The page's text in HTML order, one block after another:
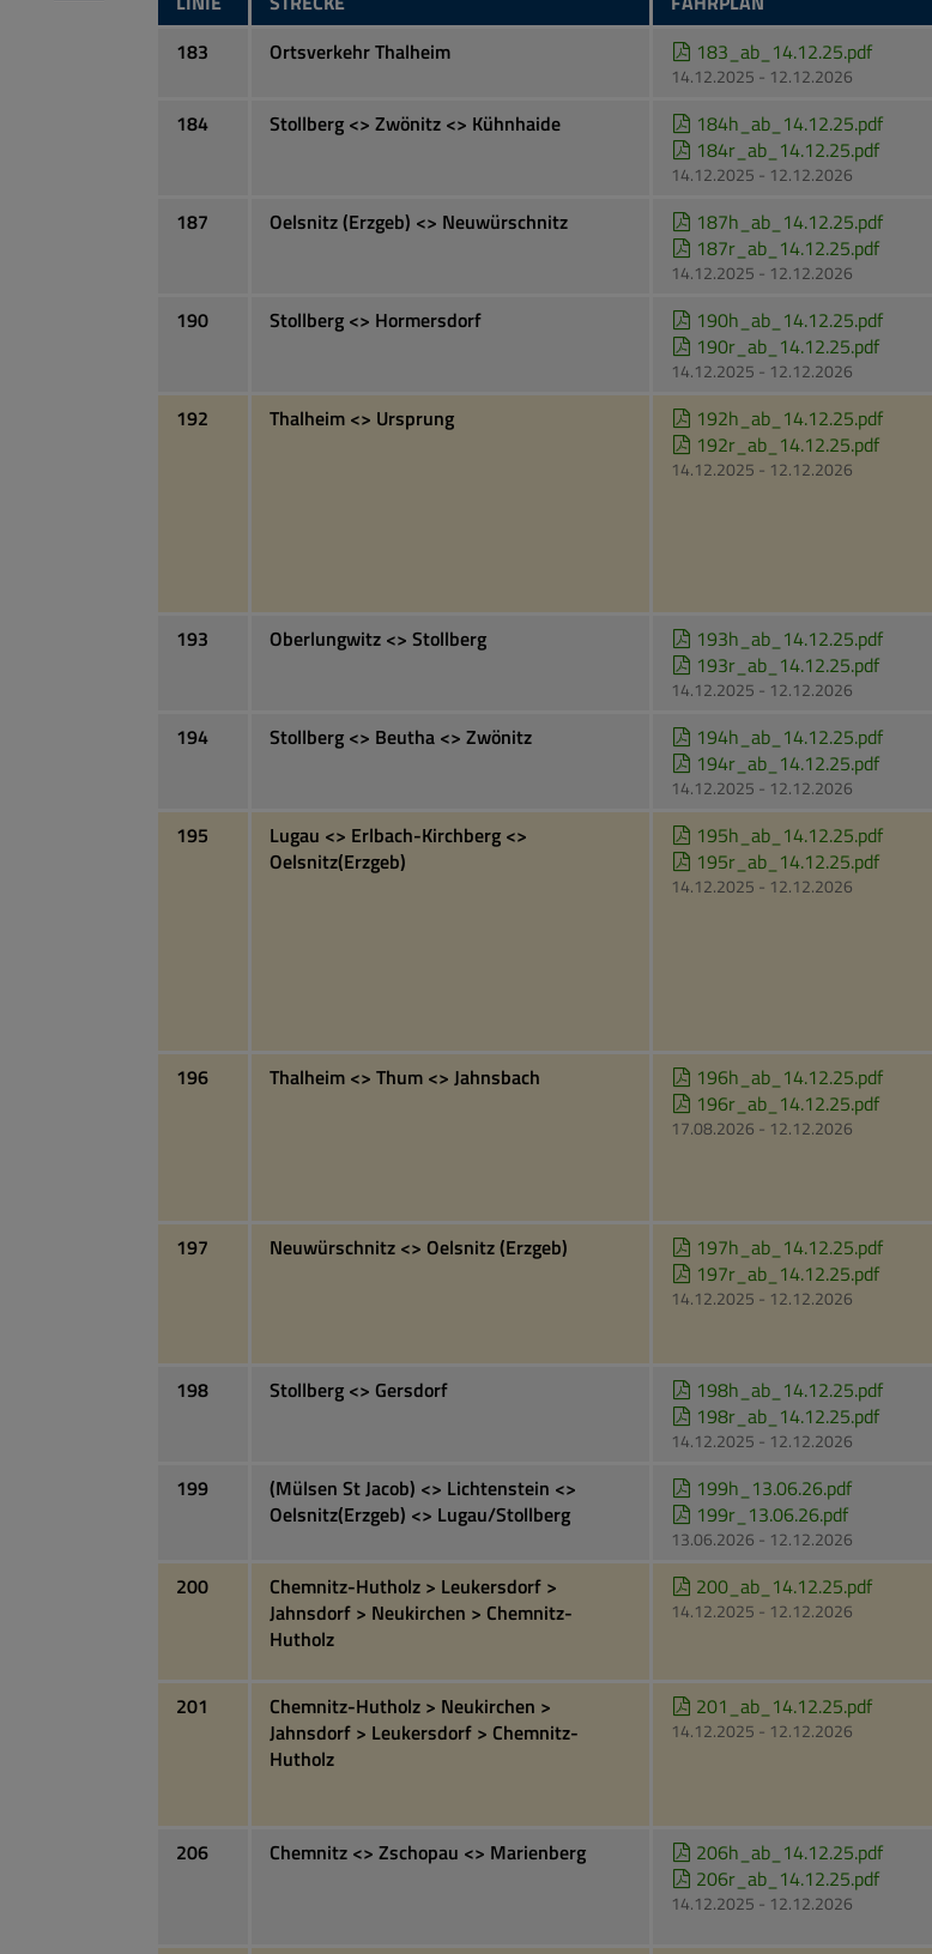
183
Ortsverkehr Thalheim 183_ab_14.12.25.pdf
14.12.2025 - 12.12.2026
184 Stollberg <> Zwönitz <> Kühnhaide
184h_ab_14.12.25.pdf
184r_ab_14.12.25.pdf
14.12.2025 - 12.12.2026
187 Oelsnitz (Erzgeb) <> Neuwürschnitz
187h_ab_14.12.25.pdf
187r_ab_14.12.25.pdf
14.12.2025 - 12.12.2026
190 Stollberg <> Hormersdorf
190h_ab_14.12.25.pdf
190r_ab_14.12.25.pdf
14.12.2025 - 12.12.2026
192 Thalheim <> Ursprung
192h_ab_14.12.25.pdf
192r_ab_14.12.25.pdf
14.12.2025 - 12.12.2026
193 Oberlungwitz <> Stollberg
193h_ab_14.12.25.pdf
193r_ab_14.12.25.pdf
14.12.2025 - 12.12.2026
194 Stollberg <> Beutha <> Zwönitz
194h_ab_14.12.25.pdf
194r_ab_14.12.25.pdf
14.12.2025 - 12.12.2026
195
Lugau <> Erlbach-Kirchberg <>
Oelsnitz(Erzgeb)
195h_ab_14.12.25.pdf
195r_ab_14.12.25.pdf
14.12.2025 - 12.12.2026
196 Thalheim <> Thum <> Jahnsbach
196h_ab_14.12.25.pdf
196r_ab_14.12.25.pdf
17.08.2026 - 12.12.2026
197 Neuwürschnitz <> Oelsnitz (Erzgeb)
197h_ab_14.12.25.pdf
197r_ab_14.12.25.pdf
14.12.2025 - 12.12.2026
198 Stollberg <> Gersdorf
198h_ab_14.12.25.pdf
198r_ab_14.12.25.pdf
14.12.2025 - 12.12.2026
199
(Mülsen St Jacob) <> Lichtenstein <>
Oelsnitz(Erzgeb) <> Lugau/Stollberg
199h_13.06.26.pdf
199r_13.06.26.pdf
13.06.2026 - 12.12.2026
200
Chemnitz-Hutholz > Leukersdorf >
Jahnsdorf > Neukirchen > Chemnitz-
Hutholz
200_ab_14.12.25.pdf
14.12.2025 - 12.12.2026
201
Chemnitz-Hutholz > Neukirchen >
Jahnsdorf > Leukersdorf > Chemnitz-
Hutholz
201_ab_14.12.25.pdf
14.12.2025 - 12.12.2026
206 Chemnitz <> Zschopau <> Marienberg
206h_ab_14.12.25.pdf
206r_ab_14.12.25.pdf
14.12.2025 - 12.12.2026